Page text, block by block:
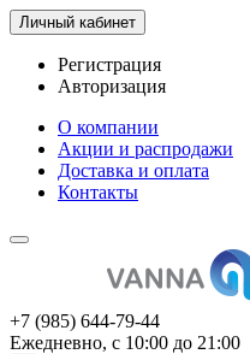
Личный кабинет
Регистрация
Авторизация
О компании
Акции и распродажи
Доставка и оплата
Контакты
+7 (985) 644-79-44
Ежедневно, с 10:00 до 21:00